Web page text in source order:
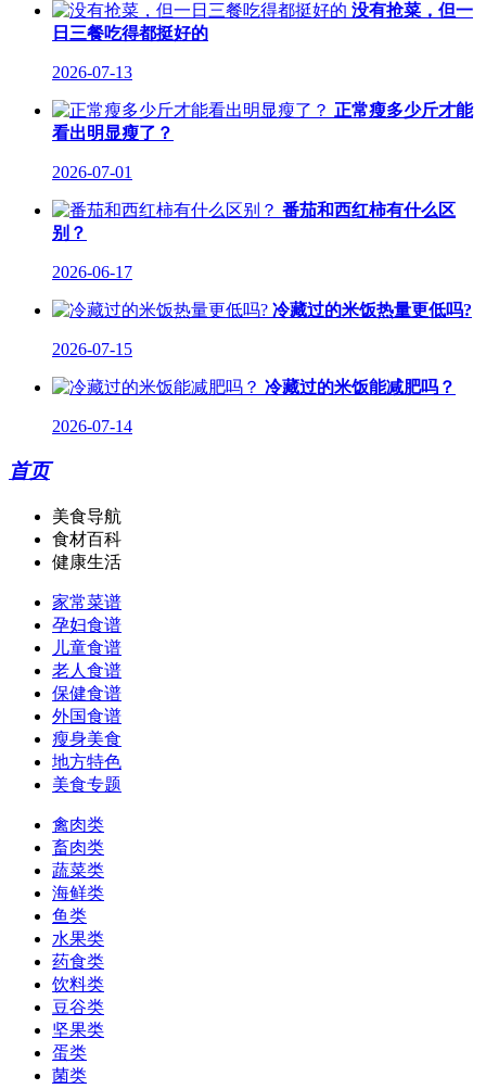
没有抢菜，但一
日三餐吃得都挺好的
2026-07-13
正常瘦多少斤才能
看出明显瘦了？
2026-07-01
番茄和西红柿有什么区
别？
2026-06-17
冷藏过的米饭热量更低吗?
2026-07-15
冷藏过的米饭能减肥吗？
2026-07-14
首页
美食导航
食材百科
健康生活
家常菜谱
孕妇食谱
儿童食谱
老人食谱
保健食谱
外国食谱
瘦身美食
地方特色
美食专题
禽肉类
畜肉类
蔬菜类
海鲜类
鱼类
水果类
药食类
饮料类
豆谷类
坚果类
蛋类
菌类